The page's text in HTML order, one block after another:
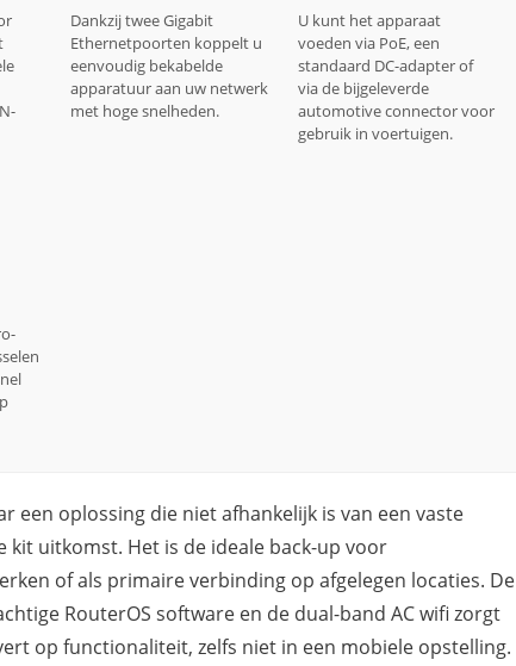
Dankzij twee Gigabit
Ethernetpoorten koppelt u
eenvoudig bekabelde
apparatuur aan uw netwerk
met hoge snelheden.
U kunt het apparaat
voeden via PoE, een
standaard DC-adapter of
via de bijgeleverde
automotive connector voor
gebruik in voertuigen.
een oplossing die niet afhankelijk is van een vaste
kit uitkomst. Het is de ideale back-up voor
of als primaire verbinding op afgelegen locaties. De
RouterOS software en de dual-band AC wifi zorgt
op functionaliteit, zelfs niet in een mobiele opstelling.